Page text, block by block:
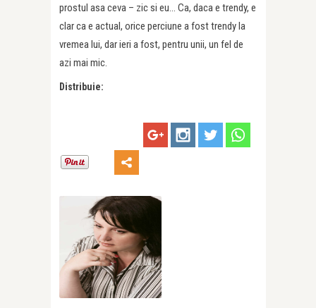
prostul asa ceva – zic si eu… Ca, daca e trendy, e
clar ca e actual, orice perciune a fost trendy la
vremea lui, dar ieri a fost, pentru unii, un fel de
azi mai mic.
Distribuie: